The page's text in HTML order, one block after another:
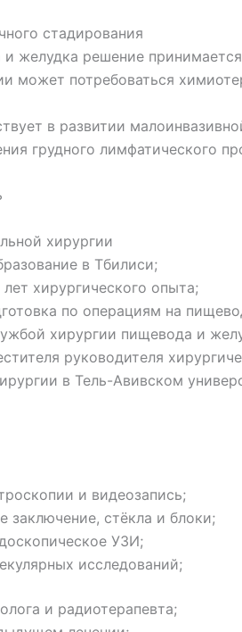
стадирования
желудка решение
может потребоваться
в развитии
грудного лимфатического
хирургии
в Тбилиси;
хирургического опыта;
по операциям на
хирургии пищевода и
руководителя
в Тель-Авивском
и видеозапись;
заключение, стёкла и блоки;
УЗИ;
исследований;
и радиотерапевта;